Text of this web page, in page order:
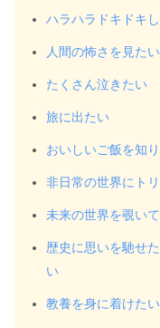
ハラハラドキドキ
人間の怖さを見たい
たくさん泣きたい
旅に出たい
おいしいご飯を知
非日常の世界にト
未来の世界を覗い
歴史に思いを馳せ
い
教養を身に着けたい